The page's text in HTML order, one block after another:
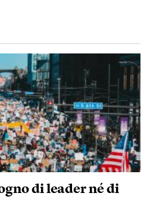
di leader né di